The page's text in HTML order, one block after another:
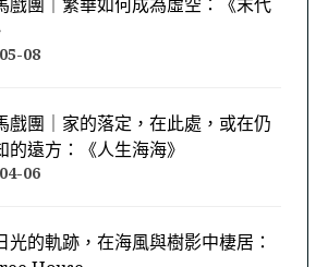
08
戲團｜家的落定，在此處，或在仍
的遠方：《人生海海》
06
光的軌跡，在海風與樹影中棲居：